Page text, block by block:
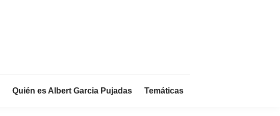
Quién es Albert Garcia Pujadas Temáticas